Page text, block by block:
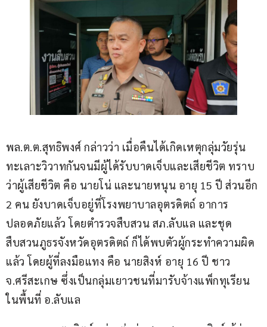
พล.ต.ต.สุทธิพงศ์ กล่าวว่า เมื่อคืนได้เกิดเหตุกลุ่มวัยรุ่น
ทะเลาะวิวาทกันจนมีผู้ได้รับบาดเจ็บและเสียชีวิต ทราบ
ว่าผู้เสียชีวิต คือ นายโน่ และนายหนุน อายุ 15 ปี ส่วนอีก
2 คน ยังบาดเจ็บอยู่ที่โรงพยาบาลอุตรดิตถ์ อาการ
ปลอดภัยแล้ว โดยตำรวจสืบสวน สภ.ลับแล และชุด
สืบสวนภูธรจังหวัดอุตรดิตถ์ ก็ได้พบตัวผู้กระทำความผิด
แล้ว โดยผู้ที่ลงมือแทง คือ นายสิงห์ อายุ 16 ปี ชาว
จ.ศรีสะเกษ ซึ่งเป็นกลุ่มเยาวชนที่มารับจ้างแพ็กทุเรียน
ในพื้นที่ อ.ลับแล